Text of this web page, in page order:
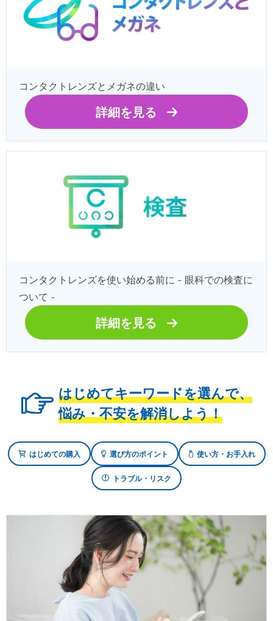
コンタクトレンズとメガネの違い
詳細を見る
コンタクトレンズを使い始める前に - 眼科での検査に
ついて -
詳細を見る
はじめてキーワードを選んで、
悩み・不安を解消しよう！
はじめての購入 選び方のポイント 使い方・お手入れ
トラブル・リスク